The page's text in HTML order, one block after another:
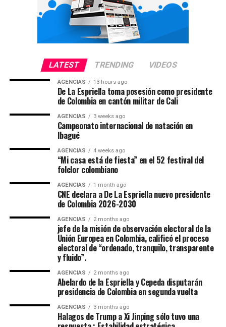
LATEST TRENDING VIDEOS
AGENCIAS 13 hours ago
De La Espriella toma posesión como presidente
de Colombia en cantón militar de Cali
AGENCIAS 3 weeks ago
Campeonato internacional de natación en
Ibagué
AGENCIAS 4 weeks ago
“Mi casa está de fiesta” en el 52 festival del
folclor colombiano
AGENCIAS 1 month ago
CNE declara a De La Espriella nuevo presidente
de Colombia 2026-2030
AGENCIAS 2 months ago
jefe de la misión de observación electoral de la
Unión Europea en Colombia, calificó el proceso
electoral de “ordenado, tranquilo, transparente
y fluido”.
AGENCIAS 2 months ago
Abelardo de la Espriella y Cepeda disputarán
presidencia de Colombia en segunda vuelta
AGENCIAS 3 months ago
Halagos de Trump a Xi Jinping sólo tuvo una